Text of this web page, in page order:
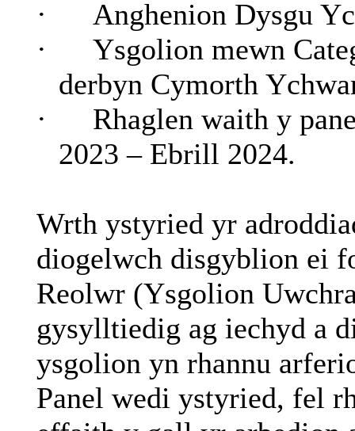
·
Anghenion Dysgu
·
Ysgolion mewn
derbyn Cymorth
·
Rhaglen waith y
2023 – Ebrill 2024.
Wrth ystyried yr
diogelwch disgyblion ei
Reolwr (Ysgolion
gysylltiedig ag iechyd a
ysgolion yn rhannu
Panel wedi ystyried, fel